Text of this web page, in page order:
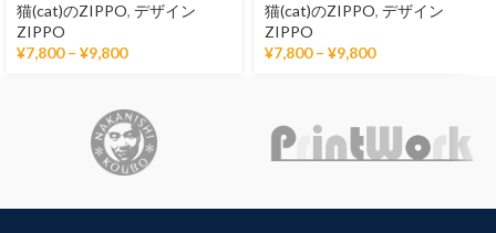
猫(cat)のZIPPO, デザイン
ZIPPO
¥7,800 – ¥9,800
猫(cat)のZIPPO, デザイン
ZIPPO
¥7,800 – ¥9,800